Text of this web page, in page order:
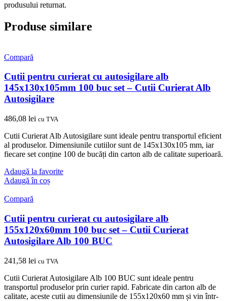
produsului returnat.
Produse similare
Compară
Cutii pentru curierat cu autosigilare alb
145x130x105mm 100 buc set – Cutii Curierat Alb
Autosigilare
486,08 lei cu TVA
Cutii Curierat Alb Autosigilare sunt ideale pentru transportul eficient
al produselor. Dimensiunile cutiilor sunt de 145x130x105 mm, iar
fiecare set conține 100 de bucăți din carton alb de calitate superioară.
Adaugă la favorite
Adaugă în coș
Compară
Cutii pentru curierat cu autosigilare alb
155x120x60mm 100 buc set – Cutii Curierat
Autosigilare Alb 100 BUC
241,58 lei cu TVA
Cutii Curierat Autosigilare Alb 100 BUC sunt ideale pentru
transportul produselor prin curier rapid. Fabricate din carton alb de
calitate, aceste cutii au dimensiunile de 155x120x60 mm și vin într-